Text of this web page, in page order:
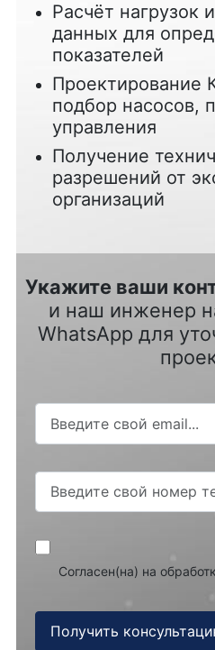
Расчёт нагрузок
данных для
показателей
Проектирование
подбор насосов,
управления
Получение
разрешений от
организаций
Укажите ваши
и наш инженер
WhatsApp для
Согласен(на) на
Получить